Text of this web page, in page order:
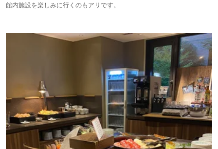
館内施設を楽しみに行くのもアリです。